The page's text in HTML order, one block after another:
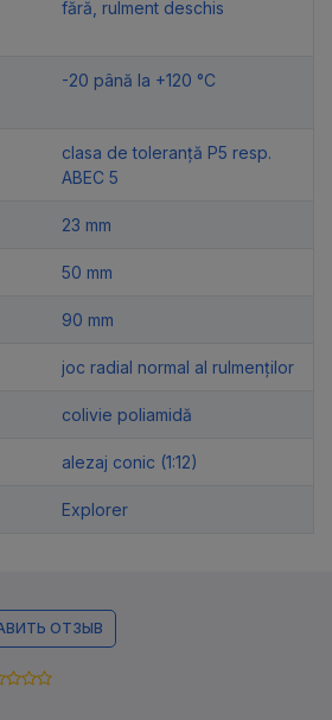
fără, rulment deschis
-20 până la +120 °C
clasa de toleranță P5 resp.
ABEC 5
23 mm
50 mm
90 mm
joc radial normal al rulmenților
colivie poliamidă
alezaj conic (1:12)
Explorer
ОТЗЫВ